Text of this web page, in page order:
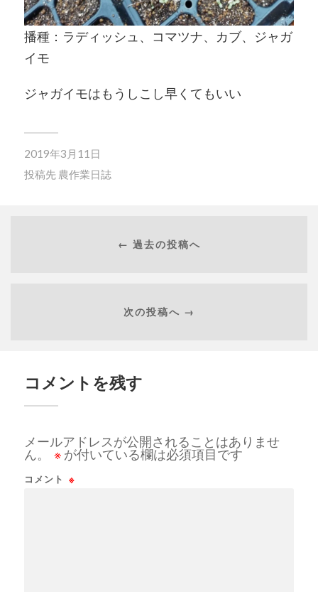
播種：ラディッシュ、コマツナ、カブ、ジャガ
イモ
ジャガイモはもうしこし早くてもいい
2019年3月11日
投稿先 農作業日誌
← 過去の投稿へ
次の投稿へ →
コメントを残す
メールアドレスが公開されることはありませ
ん。
※ が付いている欄は必須項目です
コメント ※